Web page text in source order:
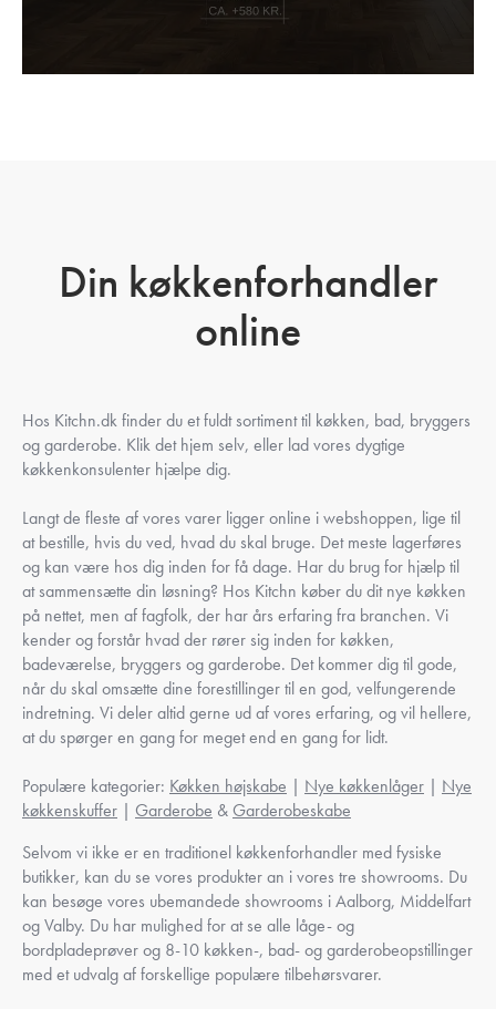
Din køkkenforhandler
online
Hos Kitchn.dk finder du et fuldt sortiment til køkken, bad, bryggers
og garderobe. Klik det hjem selv, eller lad vores dygtige
køkkenkonsulenter hjælpe dig.
Langt de fleste af vores varer ligger online i webshoppen, lige til
at bestille, hvis du ved, hvad du skal bruge. Det meste lagerføres
og kan være hos dig inden for få dage. Har du brug for hjælp til
at sammensætte din løsning? Hos Kitchn køber du dit nye køkken
på nettet, men af fagfolk, der har års erfaring fra branchen. Vi
kender og forstår hvad der rører sig inden for køkken,
badeværelse, bryggers og garderobe. Det kommer dig til gode,
når du skal omsætte dine forestillinger til en god, velfungerende
indretning. Vi deler altid gerne ud af vores erfaring, og vil hellere,
at du spørger en gang for meget end en gang for lidt.
Populære kategorier: Køkken højskabe | Nye køkkenlåger | Nye
køkkenskuffer | Garderobe &Garderobeskabe
Selvom vi ikke er en traditionel køkkenforhandler med fysiske
butikker, kan du se vores produkter an i vores tre showrooms. Du
kan besøge vores ubemandede showrooms i Aalborg, Middelfart
og Valby. Du har mulighed for at se alle låge- og
bordpladeprøver og 8-10 køkken-, bad- og garderobeopstillinger
med et udvalg af forskellige populære tilbehørsvarer.